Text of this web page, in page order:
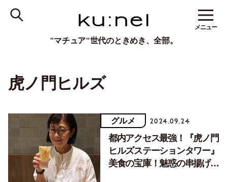
"マチュア"世代のときめき、全部。
メニュー
虎ノ門ヒルズ
グルメ 2024.09.24
都内アクセス最強！『虎ノ門
ヒルズステーションタワー』
美食の宝庫！魅惑の串揚げと